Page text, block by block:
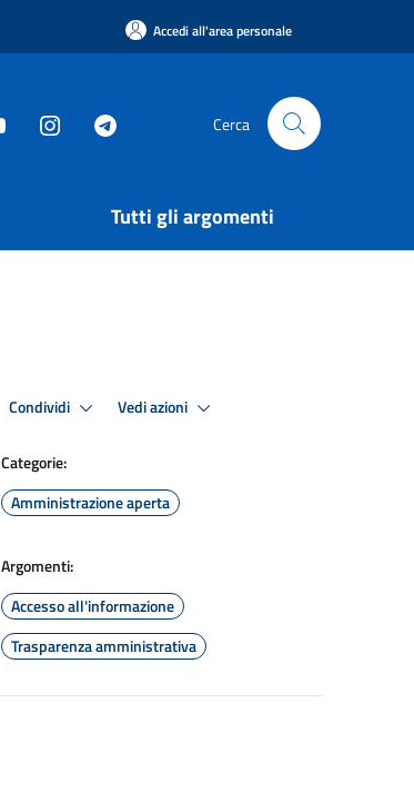
Accedi all'area personale
Cerca
Tutti gli argomenti
Condividi Vedi azioni
Categorie:
Amministrazione aperta
Argomenti:
Accesso all'informazione
Trasparenza amministrativa